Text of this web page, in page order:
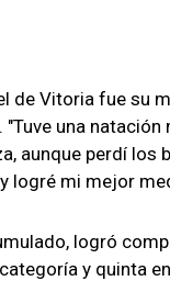
de Vitoria fue su
una natación
aunque perdí
logré mi mejor
logró
y quinta